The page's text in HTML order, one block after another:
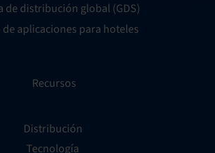
de distribución global (GDS)
de aplicaciones para hoteles
Recursos
Distribución
Tecnología